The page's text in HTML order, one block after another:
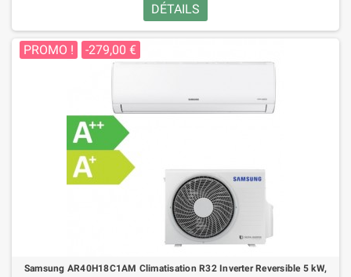
DÉTAILS
PROMO ! -279,00 €
Samsung AR40H18C1AM Climatisation R32 Inverter Reversible 5 kW,